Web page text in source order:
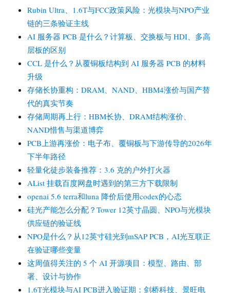
Rubin Ultra、1.6T与FCC政策风险：光模块与NPO产业
链的三条验证主线
AI 服务器 PCB 是什么？计算板、交换板与 HDI、多高
层板的区别
CCL 是什么？从覆铜板结构到 AI 服务器 PCB 的材料
升级
存储长协重构：DRAM、NAND、HBM4涨价与国产替
代的真实节奏
存储周期再上行：HBM长协、DRAM结构涨价、
NAND惜售与渠道博弈
PCB上游再涨价：电子布、覆铜板与下游传导的2026年
下半年路径
轻量化徒步装备推荐：3.6 克的户外打火器
AList 挂载百度网盘时遇到的第三方下载限制
openai 5.6 terra和luna 降价后使用codex的心态
硅光产能怎么分配？Tower 12英寸晶圆、NPO与光模块
供应链的验证线
NPO是什么？从12英寸硅光到mSAP PCB，AI光互联正
在验证哪些变量
这周值得关注的 5 个 AI 开源项目：模型、路由、部
署、设计与协作
1.6T光模块与AI PCB进入验证期：剑桥科技、景旺电